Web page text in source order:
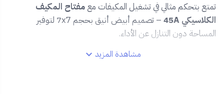
تمتع بتحكم مثالي في تشغيل المكيفات معمفتاح المكيف
الكلاسيكي 45A
– تصميم أبيض أنيق بحجم 7x7 لتوفير
المساحة دون التنازل عن الأداء.
مشاهدة المزيد